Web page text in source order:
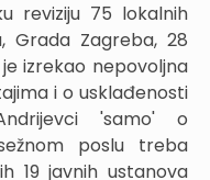
reviziju 75 lokalnih
Grada Zagreba, 28
izrekao nepovoljna
i o usklađenosti
'samo' o
poslu treba
19 javnih ustanova